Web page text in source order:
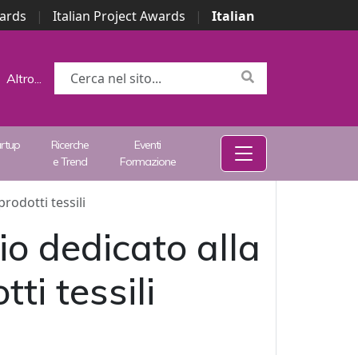
| Italian Project Awards |
Italian
Altro...
Ricerche
e Trend
Eventi
Formazione
tessili
dedicato alla
tessili